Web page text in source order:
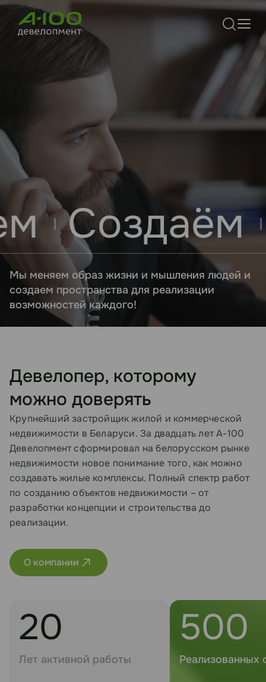
Создаём
Мы меняем образ жизни и мышления людей и
создаем пространства для реализации
возможностей каждого!
Девелопер, которому
можно доверять
Крупнейший застройщик жилой и коммерческой
недвижимости в Беларуси. За двадцать лет А-100
Девелопмент сформировал на белорусском рынке
недвижимости новое понимание того, как можно
создавать жилые комплексы. Полный спектр работ
по созданию объектов недвижимости – от
разработки концепции и строительства до
реализации.
О компании
20
Лет активной работы
500
Реализованных